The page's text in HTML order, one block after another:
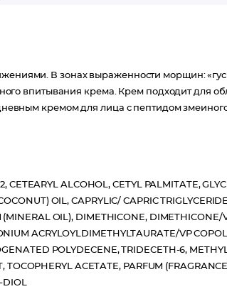
В зонах выраженности морщин:
впитывания крема. Крем подходит для
кремом для лица с пептидом
CETEARYL ALCOHOL, CETYL PALMITATE,
OIL, CAPRYLIC/ CAPRIC
OIL), DIMETHICONE, DIMETHICONE/
ACRYLOYLDIMETHYLTAURATE/VP
POLYDECENE, TRIDECETH-6,
TOCOPHERYL ACETATE, PARFUM
DIOL